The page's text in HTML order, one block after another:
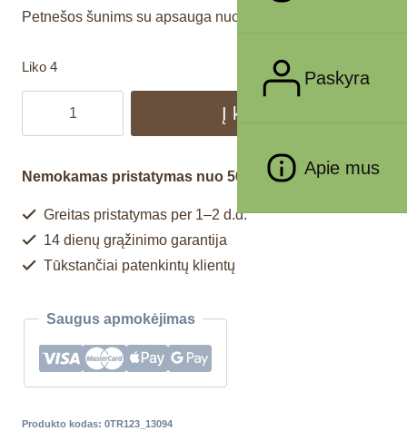
Paskyra
Apie mus
Petnešos šunims su apsauga nuo pabėgimo.
Liko 4
Į krepšelį
Nemokamas pristatymas nuo 50€
Greitas pristatymas per 1–2 d.d.
14 dienų grąžinimo garantija
Tūkstančiai patenkintų klientų
Saugus apmokėjimas
Produkto kodas: 0TR123_13094